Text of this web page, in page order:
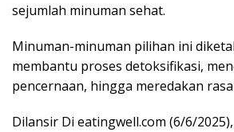
sejumlah minuman sehat.
Minuman-minuman pilihan ini
membantu proses detoksifikasi,
pencernaan, hingga meredakan
Dilansir Di eatingwell.com (6/6/